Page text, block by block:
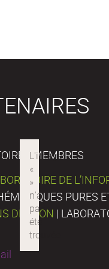
MEMBRES
DE
PURES
DE LYON |